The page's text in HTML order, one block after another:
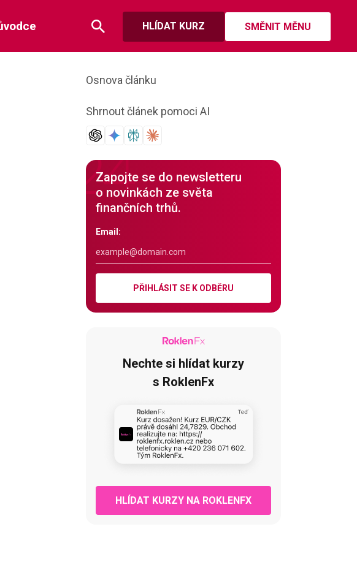
HLÍDAT KURZ SMĚNIT MĚNU
Osnova článku
Shrnout článek pomoci AI
Zapojte se do newsletteru
o novinkách ze světa
finančních trhů.
Email:
PŘIHLÁSIT SE K ODBĚRU
Nechte si hlídat kurzy
s RoklenFx
HLÍDAT KURZY NA ROKLENFX